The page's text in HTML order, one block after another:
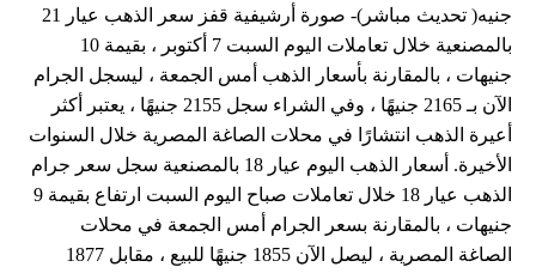
جنيه( تحديث مباشر)- صورة أرشيفية قفز سعر الذهب عيار 21
بالمصنعية خلال تعاملات اليوم السبت 7 أكتوبر ، بقيمة 10
جنيهات ، بالمقارنة بأسعار الذهب أمس الجمعة ، ليسجل الجرام
الآن بـ 2165 جنيهًا ، وفي الشراء سجل 2155 جنيهًا ، يعتبر أكثر
أعيرة الذهب انتشارًا في محلات الصاغة المصرية خلال السنوات
الأخيرة. أسعار الذهب اليوم عيار 18 بالمصنعية سجل سعر جرام
الذهب عيار 18 خلال تعاملات صباح اليوم السبت ارتفاع بقيمة 9
جنيهات ، بالمقارنة بسعر الجرام أمس الجمعة في محلات
الصاغة المصرية ، ليصل الآن 1855 جنيهًا للبيع ، مقابل 1877